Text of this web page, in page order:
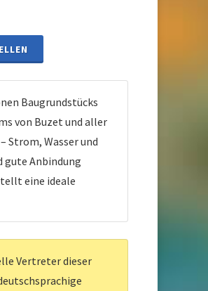
Baugrundstücks
von Buzet und aller
Wasser und
gute Anbindung
eine ideale
Vertreter dieser